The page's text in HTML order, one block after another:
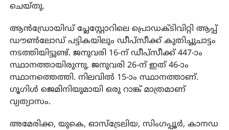
ചെയ്‌തു.
ആൻഡ്രോയിഡ് പ്ലേസ്റ്റോറിലെ പ്രൊഡക്ടിവിറ്റി ആപ്പ്
ഡൗൺലോഡ് പട്ടികയിലും ഡീപ്‌സീക്ക്‌ കുതിച്ചുചാട്ടം
നടത്തിയിട്ടുണ്ട്‌. ജനുവരി 16-ന് ഡീപ്സീക്ക് 447-ാം
സ്ഥാനത്തായിരുന്നു, ജനുവരി 26-ന് ഇത് 46-ാം
സ്ഥാനത്തെത്തി. നിലവിൽ 15-ാം സ്ഥാനത്താണ്‌.
ഗൂഗിൾ ജെമിനിയുമായി ഒരു റാങ്ക് മാത്രമാണ്‌
വ്യത്യാസം.
അമേരിക്ക, യുകെ, ഓസ്‌ട്രേലിയ, സിംഗപ്പൂർ, കാനഡ